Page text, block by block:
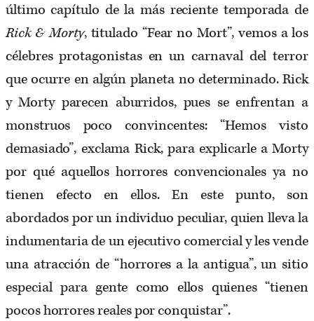
último capítulo de la más reciente temporada de
Rick & Morty, titulado “Fear no Mort”, vemos a los
célebres protagonistas en un carnaval del terror
que ocurre en algún planeta no determinado. Rick
y Morty parecen aburridos, pues se enfrentan a
monstruos poco convincentes: “Hemos visto
demasiado”, exclama Rick, para explicarle a Morty
por qué aquellos horrores convencionales ya no
tienen efecto en ellos. En este punto, son
abordados por un individuo peculiar, quien lleva la
indumentaria de un ejecutivo comercial y les vende
una atracción de “horrores a la antigua”, un sitio
especial para gente como ellos quienes “tienen
pocos horrores reales por conquistar”.